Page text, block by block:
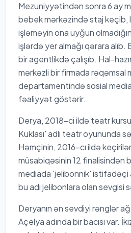
Mezuniyyətindən sonra 6 ay
bebek mərkəzində staj keçib,
işləməyin ona uyğun
işlərdə yer almağı qərara
bir agentlikdə çalışıb. Hal-
mərkəzli bir firmada rəqəmsal
departamentində sosial
fəaliyyət göstərir.
Derya, 2018-ci ildə teatr
Kuklası' adlı teatr oyununda
Həmçinin, 2016-cı ildə
müsabiqəsinin 12 finalisindən
mediada 'jelibonnik' istifadəçi
bu adı jelibonlara olan sevgisi
Deryanın ən sevdiyi rənglər
Açelya adında bir bacısı var.